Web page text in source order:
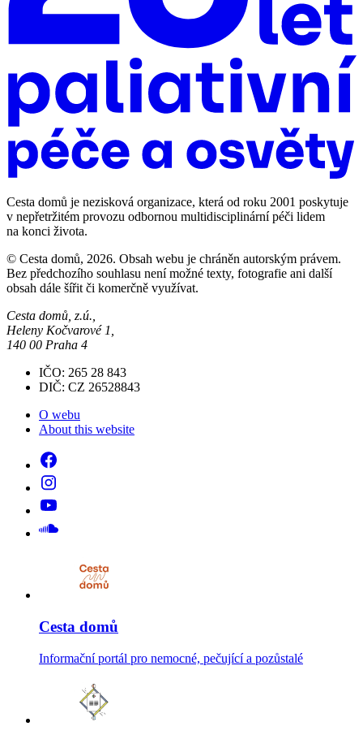
Cesta domů je nezisková organizace, která od roku 2001 poskytuje
v nepřetržitém provozu odbornou multidisciplinární péči lidem
na konci života.
© Cesta domů, 2026. Obsah webu je chráněn autorským právem.
Bez předchozího souhlasu není možné texty, fotografie ani další
obsah dále šířit či komerčně využívat.
Cesta domů, z.ú.,
Heleny Kočvarové 1,
140 00 Praha 4
IČO: 265 28 843
DIČ: CZ 26528843
O webu
About this website
Cesta domů
Informační portál pro nemocné, pečující a pozůstalé